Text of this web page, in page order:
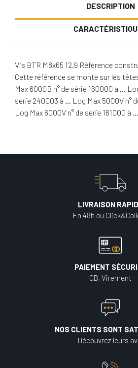
DESCRIPTION
Vis BTR M8x65 12.9 Référence
Cette référence se monte sur les
Max 6000B n° de série 160000 à …
série 240003 à … Log Max 5000V n°
Log Max 6000V n° de série 161000 à …
LIVRAISON
En 48h ou
PAIEMENT
CB, Virement
NOS CLIENTS SONT
Découvrez leurs